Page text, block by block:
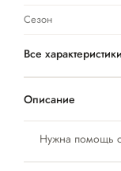
Нужна помощь
Сезон
Все характеристики
Описание